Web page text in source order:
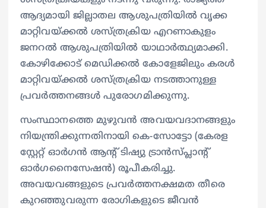
ആദ്യമായി ജില്ലാതല ആശുപത്രിയില്‍ വൃക്ക
മാറ്റിവയ്ക്കല്‍ ശസ്ത്രക്രിയ എറണാകുളം
ജനറല്‍ ആശുപത്രിയില്‍ യാഥാര്‍ത്ഥ്യമാക്കി.
കോഴിക്കോട് മെഡിക്കല്‍ കോളേജിലും കരള്‍
മാറ്റിവയ്ക്കല്‍ ശസ്ത്രക്രിയ നടത്താനുള്ള
പ്രവര്‍ത്തനങ്ങള്‍ പുരോഗമിക്കുന്നു.
സംസ്ഥാനത്തെ മുഴുവന്‍ അവയവദാനങ്ങളും
നിയന്ത്രിക്കുന്നതിനായി കെ-സോട്ടോ (കേരള
സ്റ്റേറ്റ് ഓര്‍ഗന്‍ ആന്റ് ടിഷ്യു ട്രാന്‍സ്പ്ലാന്റ്
ഓര്‍ഗനൈസേഷന്‍) രൂപീകരിച്ചു.
അവയവങ്ങളുടെ പ്രവര്‍ത്തനക്ഷമത തീരെ
കുറഞ്ഞുവരുന്ന രോഗികളുടെ ജീവന്‍